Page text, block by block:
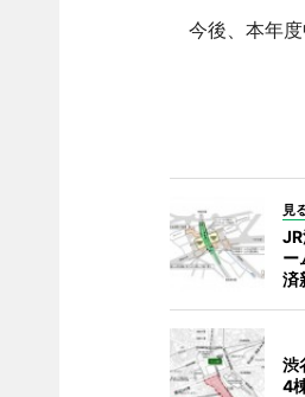
今後、本年度
見
ー
済
渋
4